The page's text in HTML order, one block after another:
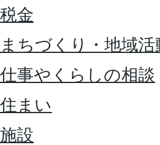
税金
まちづくり・地域活
仕事やくらしの相談
住まい
施設